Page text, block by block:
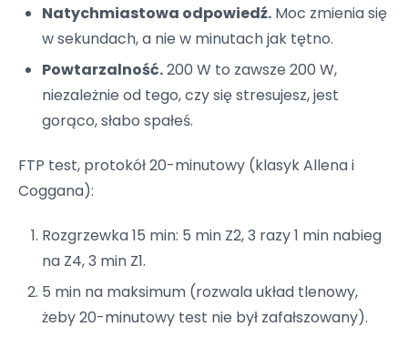
Natychmiastowa odpowiedź.Moc zmienia się
w sekundach, a nie w minutach jak tętno.
Powtarzalność.200 W to zawsze 200 W,
niezależnie od tego, czy się stresujesz, jest
gorąco, słabo spałeś.
FTP test, protokół 20-minutowy (klasyk Allena i
Coggana):
Rozgrzewka 15 min: 5 min Z2, 3 razy 1 min nabieg
na Z4, 3 min Z1.
5 min na maksimum (rozwala układ tlenowy,
żeby 20-minutowy test nie był zafałszowany).